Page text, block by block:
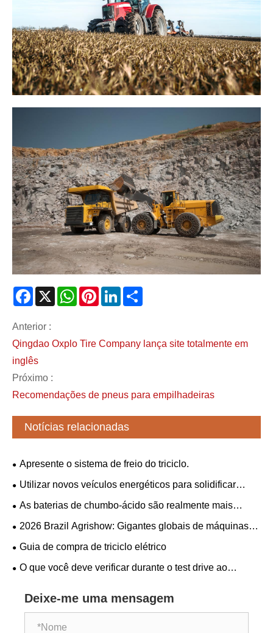
Facebook
X WhatsAppPinterestLinkedIn
Anterior :
Qingdao Oxplo Tire Company lança site totalmente em
inglês
Próximo :
Recomendações de pneus para empilhadeiras
Notícias relacionadas
Apresente o sistema de freio do triciclo.
Utilizar novos veículos energéticos para solidificar
conjuntamente a “amizade férrea” entre a China e a
As baterias de chumbo-ácido são realmente mais
baratas que as baterias de lítio?
​2026 Brazil Agrishow: Gigantes globais de máquinas
agrícolas colaboram em um novo plano para a
modernização agrícola da América Latina
Guia de compra de triciclo elétrico
O que você deve verificar durante o test drive ao
Deixe-me uma mensagem